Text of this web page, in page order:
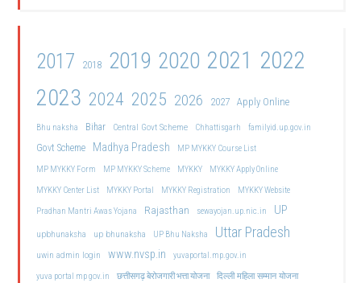
2017 2018 2019 2020 2021 2022
2023 2024 2025 2026 2027 Apply Online
Bhu naksha Bihar Central Govt Scheme Chhattisgarh familyid.up.gov.in
Govt Scheme Madhya Pradesh
MP MYKKY Course List
MP MYKKY Form
MP MYKKY Scheme MYKKY
MYKKY Apply Online
MYKKY Center List
MYKKY Portal MYKKY Registration
MYKKY Website
Pradhan Mantri Awas Yojana
Rajasthan sewayojan.up.nic.in UP
upbhunaksha up bhunaksha UP Bhu Naksha Uttar Pradesh
uwin admin login www.nvsp.in
yuvaportal.mp.gov.in
yuva portal mp gov.in
छत्तीसगढ़ बेरोजगारी भत्ता योजना दिल्ली महिला सम्मान योजना